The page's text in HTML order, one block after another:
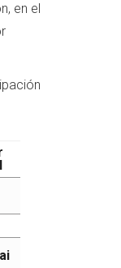
en el